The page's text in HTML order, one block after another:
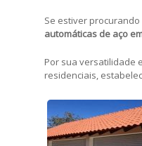
Se estiver
automáticas de aço
Por sua versatilidade
residenciais,